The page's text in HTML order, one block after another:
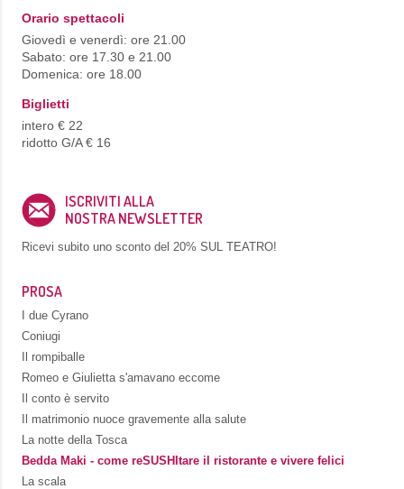
Orario spettacoli
Giovedì e venerdì: ore 21.00
Sabato: ore 17.30 e 21.00
Domenica: ore 18.00
Biglietti
intero € 22
ridotto G/A € 16
ISCRIVITI ALLA
NOSTRA NEWSLETTER
Ricevi subito uno sconto del 20% SUL TEATRO!
PROSA
I due Cyrano
Coniugi
Il rompiballe
Romeo e Giulietta s'amavano eccome
Il conto è servito
Il matrimonio nuoce gravemente alla salute
La notte della Tosca
Bedda Maki - come reSUSHItare il ristorante e vivere felici
La scala